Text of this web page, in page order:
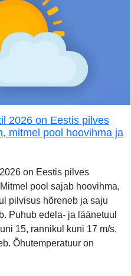
2026 on Eestis pilves
mitmel pool hoovihma ja
on Eestis pilves
pool sajab hoovihma,
pilvisus hõreneb ja saju
Puhub edela- ja läänetuul
15, rannikul kuni 17 m/s,
Õhutemperatuur on